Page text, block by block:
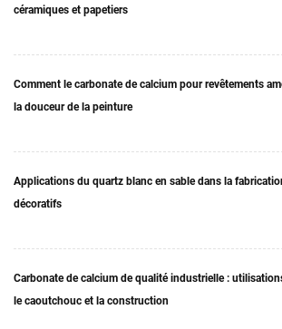
céramiques et papetiers
Comment le carbonate de calcium pour revêtements
la douceur de la peinture
Applications du quartz blanc en sable dans la
décoratifs
Carbonate de calcium de qualité industrielle :
le caoutchouc et la construction